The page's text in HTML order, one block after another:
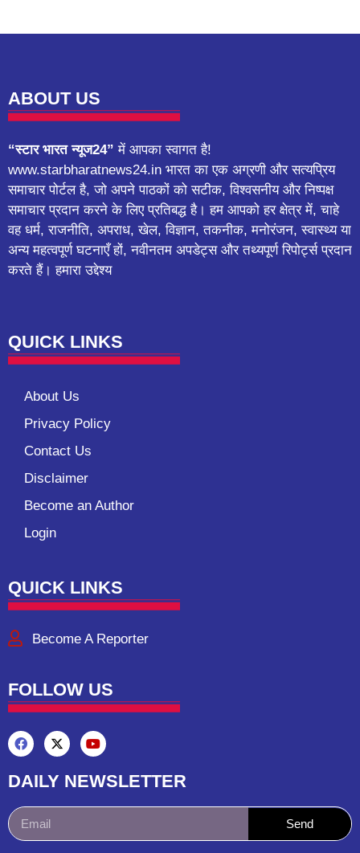
ABOUT US
“स्टार भारत न्यूज24” में आपका स्वागत है!
www.starbharatnews24.in भारत का एक अग्रणी और सत्यप्रिय
समाचार पोर्टल है, जो अपने पाठकों को सटीक, विश्वसनीय और निष्पक्ष
समाचार प्रदान करने के लिए प्रतिबद्ध है। हम आपको हर क्षेत्र में, चाहे
वह धर्म, राजनीति, अपराध, खेल, विज्ञान, तकनीक, मनोरंजन, स्वास्थ्य या
अन्य महत्वपूर्ण घटनाएँ हों, नवीनतम अपडेट्स और तथ्यपूर्ण रिपोर्ट्स प्रदान
करते हैं। हमारा उद्देश्य
QUICK LINKS
About Us
Privacy Policy
Contact Us
Disclaimer
Become an Author
Login
QUICK LINKS
Become A Reporter
FOLLOW US
DAILY NEWSLETTER
Send